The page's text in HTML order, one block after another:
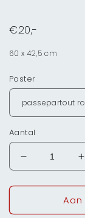
€20,-
60 x 42,5 cm
Poster
Aantal
Aantal
verlagen
voor